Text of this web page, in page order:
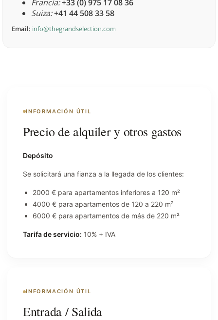
Francia:+33 (0) 975 17 08 36
Suiza:+41 44 508 33 58
Email: info@thegrandselection.com
INFORMACIÓN ÚTIL
Precio de alquiler y otros gastos
Depósito
Se solicitará una fianza a la llegada de los clientes:
2000 € para apartamentos inferiores a 120 m²
4000 € para apartamentos de 120 a 220 m²
6000 € para apartamentos de más de 220 m²
Tarifa de servicio: 10% + IVA
INFORMACIÓN ÚTIL
Entrada / Salida